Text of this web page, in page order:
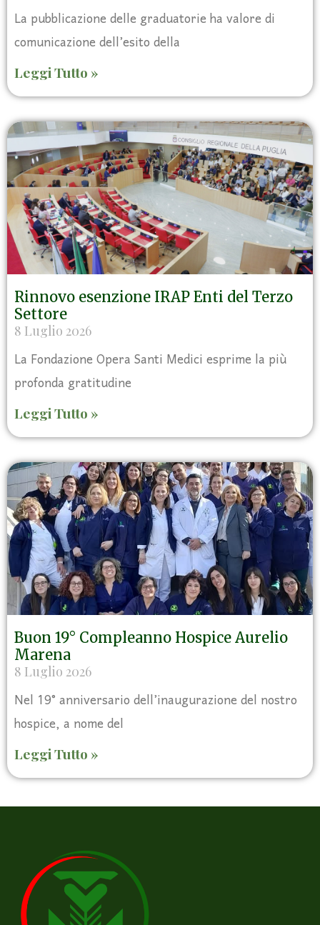
La pubblicazione delle graduatorie ha valore di
comunicazione dell’esito della
Leggi Tutto »
Rinnovo esenzione IRAP Enti del Terzo
Settore
8 Luglio 2026
La Fondazione Opera Santi Medici esprime la più
profonda gratitudine
Leggi Tutto »
Buon 19° Compleanno Hospice Aurelio
Marena
8 Luglio 2026
Nel 19° anniversario dell’inaugurazione del nostro
hospice, a nome del
Leggi Tutto »